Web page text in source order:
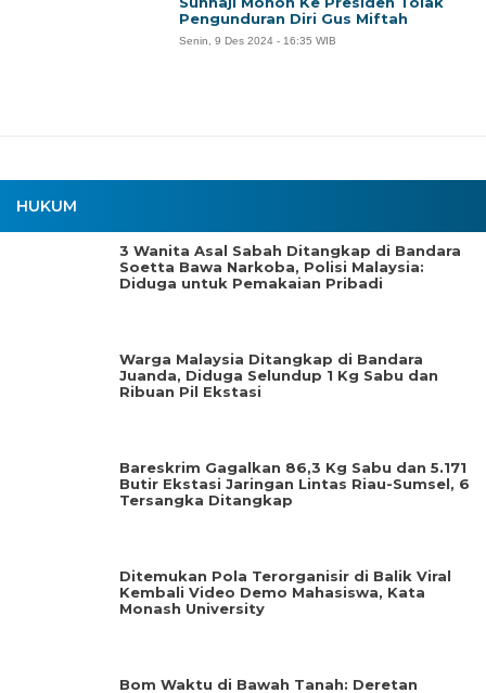
HUKUM
3 Wanita Asal Sabah Ditangkap di Bandara
Soetta Bawa Narkoba, Polisi Malaysia:
Diduga untuk Pemakaian Pribadi
Warga Malaysia Ditangkap di Bandara
Juanda, Diduga Selundup 1 Kg Sabu dan
Ribuan Pil Ekstasi
Bareskrim Gagalkan 86,3 Kg Sabu dan 5.171
Butir Ekstasi Jaringan Lintas Riau-Sumsel, 6
Tersangka Ditangkap
Ditemukan Pola Terorganisir di Balik Viral
Kembali Video Demo Mahasiswa, Kata
Monash University
Bom Waktu di Bawah Tanah: Deretan
Pengunduran Diri Gus Miftah
Senin, 9 Des 2024 - 16:35 WIB